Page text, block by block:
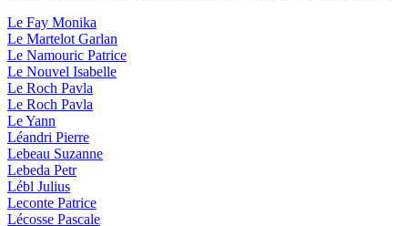
Le Fay Monika
Le Martelot Garlan
Le Namouric Patrice
Le Nouvel Isabelle
Le Roch Pavla
Le Roch Pavla
Le Yann
Léandri Pierre
Lebeau Suzanne
Lebeda Petr
Lébl Julius
Leconte Patrice
Lécosse Pascale